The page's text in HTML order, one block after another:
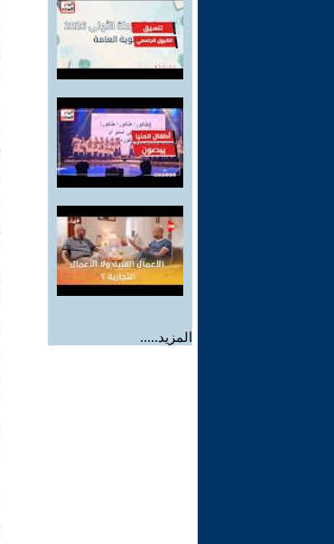
المزيد.....